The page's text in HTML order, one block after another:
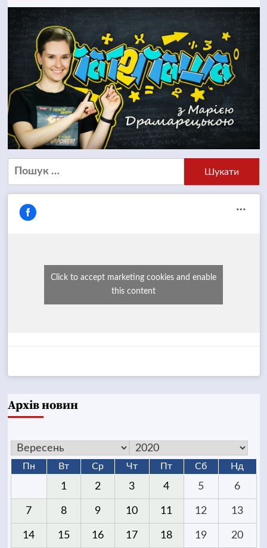
Пошук:
Click to accept marketing cookies and enable
this content
Архів новин
Пн Вт Ср Чт Пт Сб Нд
1 2 3 4 5 6
7 8 9 10 11 12 13
14 15 16 17 18 19 20